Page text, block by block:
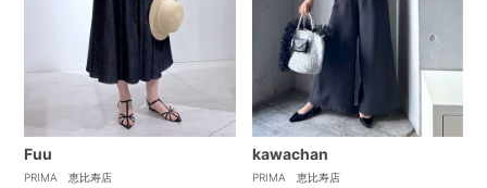
Fuu
PRIMA 恵比寿店
kawachan
PRIMA 恵比寿店